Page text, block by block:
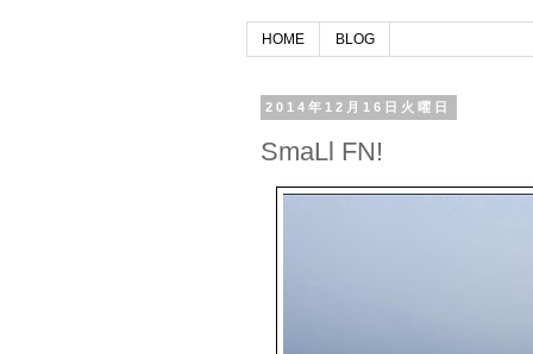
HOME BLOG
2014年12月16日火曜日
SmaLl FN!